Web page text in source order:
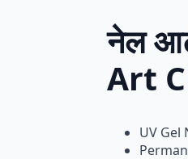
नेल
Art
UV Gel